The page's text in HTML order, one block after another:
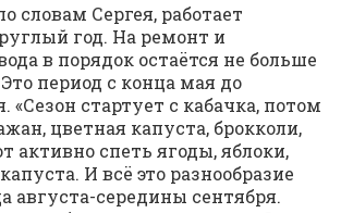
словам Сергея, работает
год. На ремонт и
в порядок остаётся не больше
период с конца мая до
стартует с кабачка, потом
цветная капуста, брокколи,
активно спеть ягоды, яблоки,
И всё это разнообразие
августа-середины сентября.